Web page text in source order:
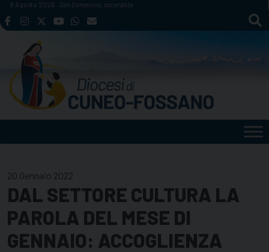
Skip
to
8 Agosto 2026 San Domenico, sacerdote
20 Gennaio 2022
DAL SETTORE CULTURA LA
PAROLA DEL MESE DI
GENNAIO: ACCOGLIENZA